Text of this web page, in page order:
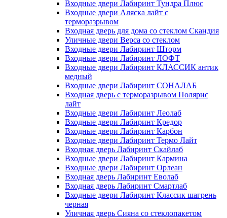
Входные двери Лабиринт Тундра Плюс
Входные двери Аляска лайт с
терморазрывом
Входная дверь для дома со стеклом Скандия
Уличные двери Верса со стеклом
Входные двери Лабиринт Шторм
Входные двери Лабиринт ЛОФТ
Входные двери Лабиринт КЛАССИК антик
медный
Входные двери Лабиринт СОНАЛАБ
Входная дверь с терморазрывом Полярис
лайт
Входные двери Лабиринт Леолаб
Входные двери Лабиринт Кредор
Входные двери Лабиринт Карбон
Входные двери Лабиринт Термо Лайт
Входная дверь Лабиринт Скайлаб
Входные двери Лабиринт Кармина
Входные двери Лабиринт Орлеан
Входная дверь Лабиринт Еволаб
Входная дверь Лабиринт Смартлаб
Входные двери Лабиринт Классик шагрень
черная
Уличная дверь Сияна со стеклопакетом